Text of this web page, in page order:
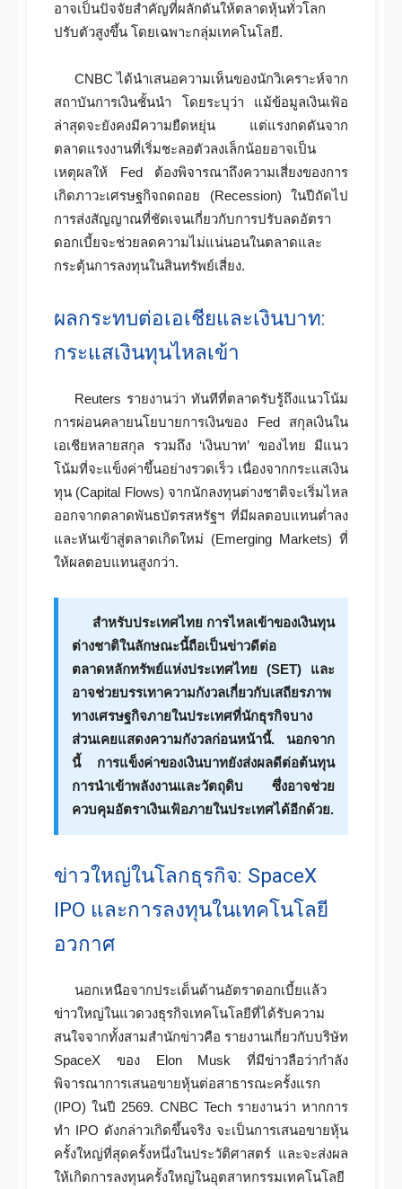
อาจเป็นปัจจัยสำคัญที่ผลักดันให้ตลาดหุ้นทั่วโลก
ปรับตัวสูงขึ้น โดยเฉพาะกลุ่มเทคโนโลยี.
CNBC ได้นำเสนอความเห็นของนักวิเคราะห์จาก
สถาบันการเงินชั้นนำ โดยระบุว่า แม้ข้อมูลเงินเฟ้อ
ล่าสุดจะยังคงมีความยืดหยุ่น แต่แรงกดดันจาก
ตลาดแรงงานที่เริ่มชะลอตัวลงเล็กน้อยอาจเป็น
เหตุผลให้ Fed ต้องพิจารณาถึงความเสี่ยงของการ
เกิดภาวะเศรษฐกิจถดถอย (Recession) ในปีถัดไป
การส่งสัญญาณที่ชัดเจนเกี่ยวกับการปรับลดอัตรา
ดอกเบี้ยจะช่วยลดความไม่แน่นอนในตลาดและ
กระตุ้นการลงทุนในสินทรัพย์เสี่ยง.
ผลกระทบต่อเอเชียและเงินบาท:
กระแสเงินทุนไหลเข้า
Reuters รายงานว่า ทันทีที่ตลาดรับรู้ถึงแนวโน้ม
การผ่อนคลายนโยบายการเงินของ Fed สกุลเงินใน
เอเชียหลายสกุล รวมถึง ‘เงินบาท’ ของไทย มีแนว
โน้มที่จะแข็งค่าขึ้นอย่างรวดเร็ว เนื่องจากกระแสเงิน
ทุน (Capital Flows) จากนักลงทุนต่างชาติจะเริ่มไหล
ออกจากตลาดพันธบัตรสหรัฐฯ ที่มีผลตอบแทนต่ำลง
และหันเข้าสู่ตลาดเกิดใหม่ (Emerging Markets) ที่
ให้ผลตอบแทนสูงกว่า.
สำหรับประเทศไทย การไหลเข้าของเงินทุน
ต่างชาติในลักษณะนี้ถือเป็นข่าวดีต่อ
ตลาดหลักทรัพย์แห่งประเทศไทย (SET) และ
อาจช่วยบรรเทาความกังวลเกี่ยวกับเสถียรภาพ
ทางเศรษฐกิจภายในประเทศที่นักธุรกิจบาง
ส่วนเคยแสดงความกังวลก่อนหน้านี้. นอกจาก
นี้ การแข็งค่าของเงินบาทยังส่งผลดีต่อต้นทุน
การนำเข้าพลังงานและวัตถุดิบ ซึ่งอาจช่วย
ควบคุมอัตราเงินเฟ้อภายในประเทศได้อีกด้วย.
ข่าวใหญ่ในโลกธุรกิจ: SpaceX
IPO และการลงทุนในเทคโนโลยี
อวกาศ
นอกเหนือจากประเด็นด้านอัตราดอกเบี้ยแล้ว
ข่าวใหญ่ในแวดวงธุรกิจเทคโนโลยีที่ได้รับความ
สนใจจากทั้งสามสำนักข่าวคือ รายงานเกี่ยวกับบริษัท
SpaceX ของ Elon Musk ที่มีข่าวลือว่ากำลัง
พิจารณาการเสนอขายหุ้นต่อสาธารณะครั้งแรก
(IPO) ในปี 2569. CNBC Tech รายงานว่า หากการ
ทำ IPO ดังกล่าวเกิดขึ้นจริง จะเป็นการเสนอขายหุ้น
ครั้งใหญ่ที่สุดครั้งหนึ่งในประวัติศาสตร์ และจะส่งผล
ให้เกิดการลงทุนครั้งใหญ่ในอุตสาหกรรมเทคโนโลยี